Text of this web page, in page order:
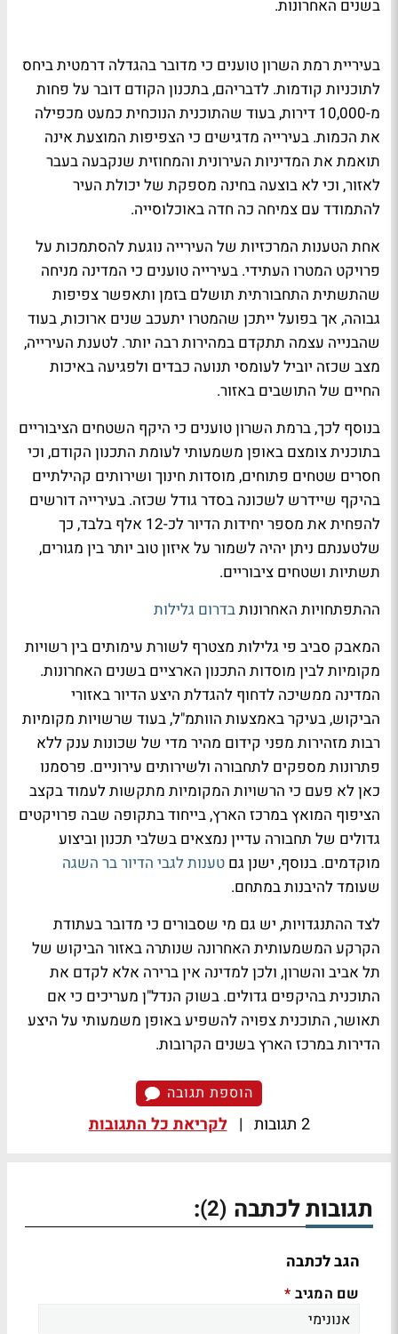
בשנים האחרונות.
בעיריית רמת השרון טוענים כי מדובר בהגדלה דרמטית ביחס
לתוכניות קודמות. לדבריהם, בתכנון הקודם דובר על פחות
מ-10,000 דירות, בעוד שהתוכנית הנוכחית כמעט מכפילה
את הכמות. בעירייה מדגישים כי הצפיפות המוצעת אינה
תואמת את המדיניות העירונית והמחוזית שנקבעה בעבר
לאזור, וכי לא בוצעה בחינה מספקת של יכולת העיר
להתמודד עם צמיחה כה חדה באוכלוסייה.
אחת הטענות המרכזיות של העירייה נוגעת להסתמכות על
פרויקט המטרו העתידי. בעירייה טוענים כי המדינה מניחה
שהתשתית התחבורתית תושלם בזמן ותאפשר צפיפות
גבוהה, אך בפועל ייתכן שהמטרו יתעכב שנים ארוכות, בעוד
שהבנייה עצמה תתקדם במהירות רבה יותר. לטענת העירייה,
מצב שכזה יוביל לעומסי תנועה כבדים ולפגיעה באיכות
החיים של התושבים באזור.
בנוסף לכך, ברמת השרון טוענים כי היקף השטחים הציבוריים
בתוכנית צומצם באופן משמעותי לעומת התכנון הקודם, וכי
חסרים שטחים פתוחים, מוסדות חינוך ושירותים קהילתיים
בהיקף שיידרש לשכונה בסדר גודל שכזה. בעירייה דורשים
להפחית את מספר יחידות הדיור לכ-12 אלף בלבד, כך
שלטענתם ניתן יהיה לשמור על איזון טוב יותר בין מגורים,
תשתיות ושטחים ציבוריים.
ההתפתחויות האחרונותבדרום גלילות
המאבק סביב פי גלילות מצטרף לשורת עימותים בין רשויות
מקומיות לבין מוסדות התכנון הארציים בשנים האחרונות.
המדינה ממשיכה לדחוף להגדלת היצע הדיור באזורי
הביקוש, בעיקר באמצעות הוותמ"ל, בעוד שרשויות מקומיות
רבות מזהירות מפני קידום מהיר מדי של שכונות ענק ללא
פתרונות מספקים לתחבורה ולשירותים עירוניים. פרסמנו
כאן לא פעם כי הרשויות המקומיות מתקשות לעמוד בקצב
הציפוף המואץ במרכז הארץ, בייחוד בתקופה שבה פרויקטים
גדולים של תחבורה עדיין נמצאים בשלבי תכנון וביצוע
מוקדמים. בנוסף, ישנן גם טענות לגבי הדיור בר השגה
שעומד להיבנות במתחם.
לצד ההתנגדויות, יש גם מי שסבורים כי מדובר בעתודת
הקרקע המשמעותית האחרונה שנותרה באזור הביקוש של
תל אביב והשרון, ולכן למדינה אין ברירה אלא לקדם את
התוכנית בהיקפים גדולים. בשוק הנדל"ן מעריכים כי אם
תאושר, התוכנית צפויה להשפיע באופן משמעותי על היצע
הדירות במרכז הארץ בשנים הקרובות.
הוספת תגובה
2 תגובות | לקריאת כל התגובות
תגובות לכתבה (2)
:
הגב לכתבה
שם המגיב *